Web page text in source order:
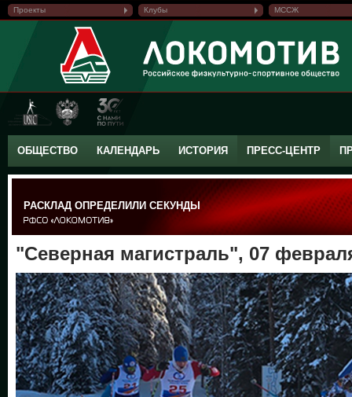
Проекты Клубы МССЖ
ОБЩЕСТВО КАЛЕНДАРЬ ИСТОРИЯ ПРЕСС-ЦЕНТР
РАСКЛАД ОПРЕДЕЛИЛИ СЕКУНДЫ
"Северная магистраль", 07